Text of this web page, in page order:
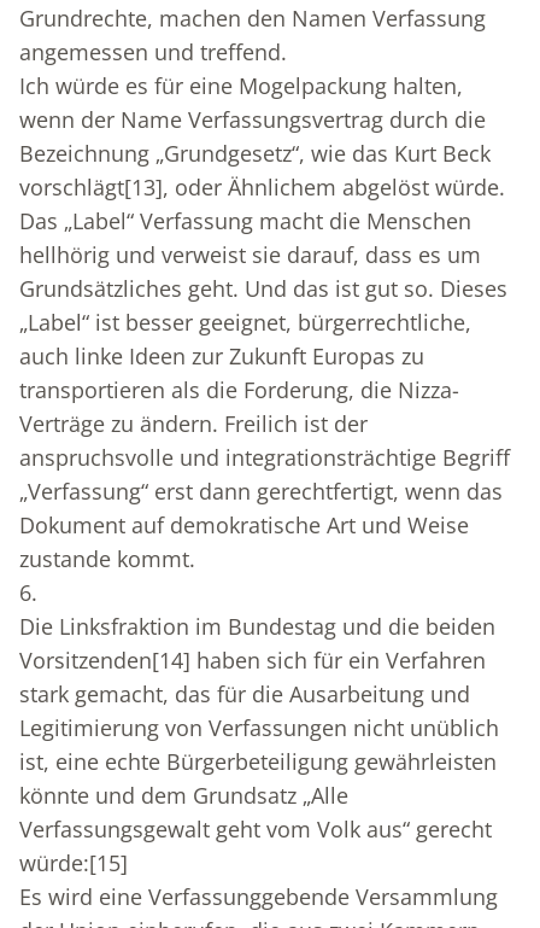
Grundrechte, machen den Namen Verfassung
angemessen und treffend.
Ich würde es für eine Mogelpackung halten,
wenn der Name Verfassungsvertrag durch die
Bezeichnung „Grundgesetz“, wie das Kurt Beck
vorschlägt[13], oder Ähnlichem abgelöst würde.
Das „Label“ Verfassung macht die Menschen
hellhörig und verweist sie darauf, dass es um
Grundsätzliches geht. Und das ist gut so. Dieses
„Label“ ist besser geeignet, bürgerrechtliche,
auch linke Ideen zur Zukunft Europas zu
transportieren als die Forderung, die Nizza-
Verträge zu ändern. Freilich ist der
anspruchsvolle und integrationsträchtige Begriff
„Verfassung“ erst dann gerechtfertigt, wenn das
Dokument auf demokratische Art und Weise
zustande kommt.
6.
Die Linksfraktion im Bundestag und die beiden
Vorsitzenden[14] haben sich für ein Verfahren
stark gemacht, das für die Ausarbeitung und
Legitimierung von Verfassungen nicht unüblich
ist, eine echte Bürgerbeteiligung gewährleisten
könnte und dem Grundsatz „Alle
Verfassungsgewalt geht vom Volk aus“ gerecht
würde:[15]
Es wird eine Verfassunggebende Versammlung